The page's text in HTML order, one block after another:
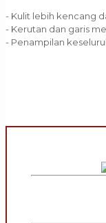
- Kulit lebih kencang
- Kerutan dan garis
- Penampilan